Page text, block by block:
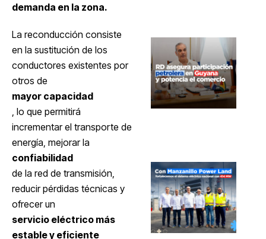
demanda en la zona.
La reconducción consiste
en la sustitución de los
conductores existentes por
otros de
mayor capacidad
, lo que permitirá
incrementar el transporte de
energía, mejorar la
confiabilidad
de la red de transmisión,
reducir pérdidas técnicas y
ofrecer un
servicio eléctrico más
estable y eficiente